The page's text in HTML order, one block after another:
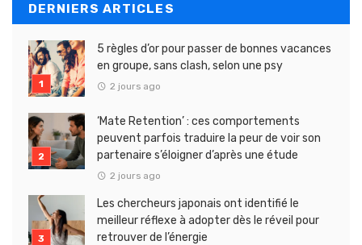
DERNIERS ARTICLES
5 règles d’or pour passer de bonnes vacances
en groupe, sans clash, selon une psy
2 jours ago
‘Mate Retention’ : ces comportements
peuvent parfois traduire la peur de voir son
partenaire s’éloigner d’après une étude
2 jours ago
Les chercheurs japonais ont identifié le
meilleur réflexe à adopter dès le réveil pour
retrouver de l’énergie